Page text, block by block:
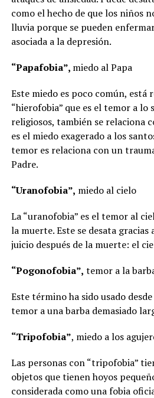
como el hecho de que los niños
lluvia porque se pueden
asociada a la depresión.
“Papafobia”, miedo al Papa
Este miedo es poco común, está
“hierofobia” que es el temor a lo
religiosos, también se relaciona
es el miedo exagerado a los
temor es relaciona con un
Padre.
“Uranofobia”, miedo al cielo
La “uranofobia” es el temor al
la muerte. Este se desata gracias
juicio después de la muerte: el
“Pogonofobia”, temor a la
Este término ha sido usado
temor a una barba demasiado
“Tripofobia”, miedo a los
Las personas con “tripofobia”
objetos que tienen hoyos
considerada como una fobia